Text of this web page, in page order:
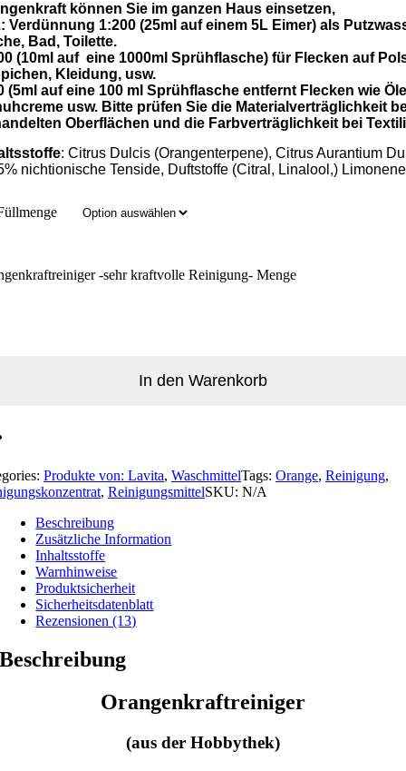
können Sie im ganzen Haus einsetzen,
Verdünnung 1:200 (25ml auf einem 5L Eimer) als
Bad, Toilette.
(10ml auf  eine 1000ml Sprühflasche) für Flecken auf
Kleidung, usw.
(5ml auf eine 100 ml Sprühflasche entfernt Flecken wie
usw. Bitte prüfen Sie die Materialverträglichkeit
Oberflächen und die Farbverträglichkeit bei
: Citrus Dulcis (Orangenterpene), Citrus Aurantium
nichtionische Tenside, Duftstoffe (Citral, Linalool,)
-sehr kraftvolle Reinigung- Menge
In den Warenkorb
Produkte von: Lavita, WaschmittelTags: Orange, Reinigung,
, ReinigungsmittelSKU: N/A
Beschreibung
Zusätzliche Information
Inhaltsstoffe
Warnhinweise
Produktsicherheit
Sicherheitsdatenblatt
Rezensionen (13)
Beschreibung
Orangenkraftreiniger
(aus der Hobbythek)